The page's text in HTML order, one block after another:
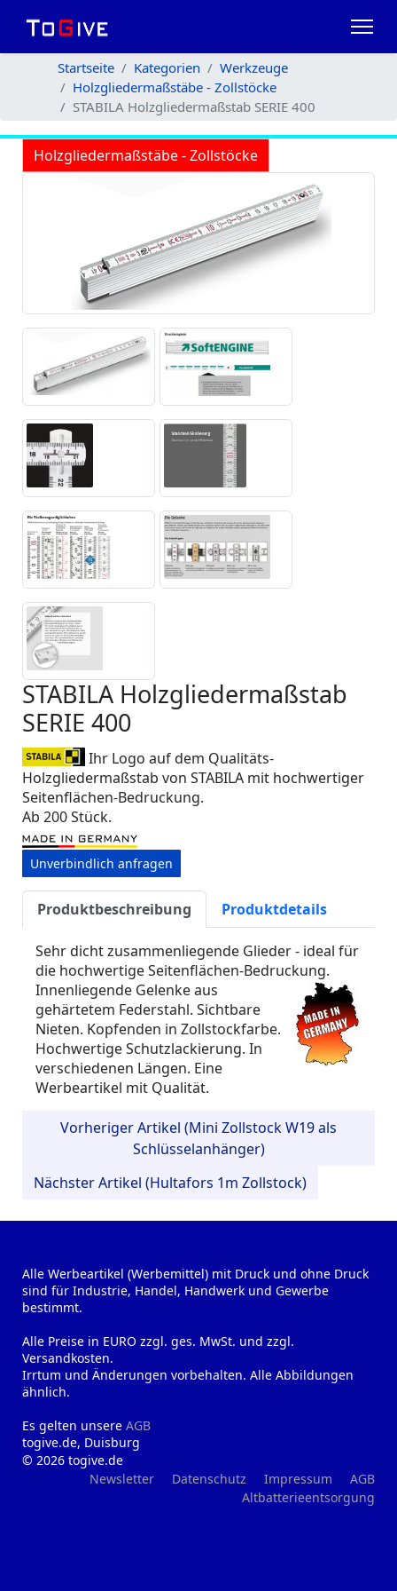
Startseite Kategorien
Werkzeuge
Holzgliedermaßstäbe - Zollstöcke
STABILA Holzgliedermaßstab SERIE 400
Holzgliedermaßstäbe - Zollstöcke
STABILA Holzgliedermaßstab
SERIE 400
Ihr Logo auf dem Qualitäts-
Holzgliedermaßstab von STABILA mit hochwertiger
Seitenflächen-Bedruckung.
Ab 200 Stück.
Unverbindlich anfragen
Produktbeschreibung Produktdetails
Sehr dicht zusammenliegende Glieder - ideal für
die hochwertige Seitenflächen-Bedruckung.
Innenliegende Gelenke aus
gehärtetem Federstahl. Sichtbare
Nieten. Kopfenden in Zollstockfarbe.
Hochwertige Schutzlackierung. In
verschiedenen Längen. Eine
Werbeartikel mit Qualität.
Vorheriger Artikel (Mini Zollstock W19 als
Schlüsselanhänger)
Nächster Artikel (Hultafors 1m Zollstock)
Alle Werbeartikel (Werbemittel) mit Druck und ohne Druck
sind für Industrie, Handel, Handwerk und Gewerbe
bestimmt.
Alle Preise in EURO zzgl. ges. MwSt. und zzgl.
Versandkosten.
Irrtum und Änderungen vorbehalten. Alle Abbildungen
ähnlich.
Es gelten unsere AGB
togive.de, Duisburg
© 2026 togive.de
Newsletter
Datenschutz Impressum
AGB
Altbatterieentsorgung